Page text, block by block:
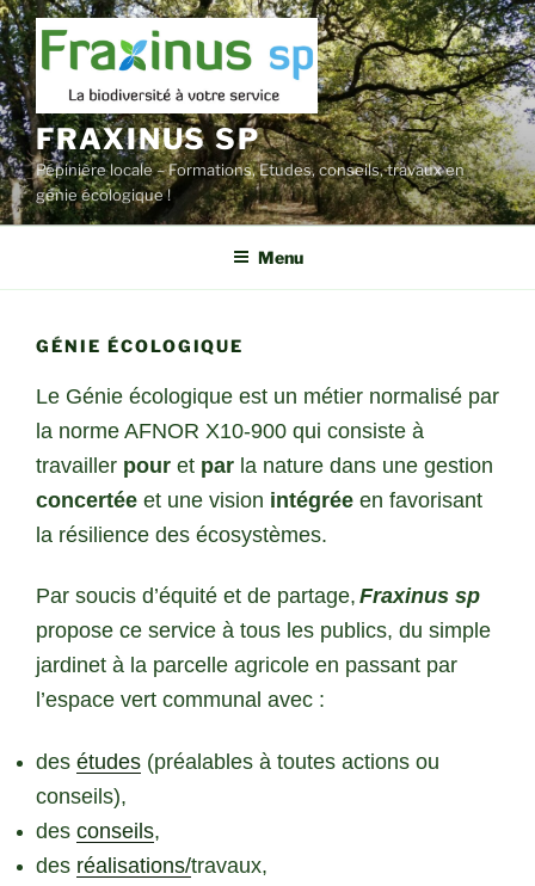
Aller
au
contenu
principal
FRAXINUS SP
Pépinière locale – Formations, Etudes, conseils, travaux en
génie écologique !
Menu
GÉNIE ÉCOLOGIQUE
Le Génie écologique est un métier normalisé par
la norme AFNOR X10-900 qui consiste à
travailler pour et par la nature dans une gestion
concertée et une vision intégrée en favorisant
la résilience des écosystèmes.
Par soucis d’équité et de partage, Fraxinus sp
propose ce service à tous les publics, du simple
jardinet à la parcelle agricole en passant par
l’espace vert communal avec :
des études (préalables à toutes actions ou
conseils),
des conseils,
des réalisations/travaux,